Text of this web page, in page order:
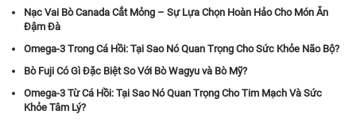
Nạc Vai Bò Canada Cắt Mỏng – Sự Lựa Chọn Hoàn Hảo Cho Món Ăn
Đậm Đà
Omega-3 Trong Cá Hồi: Tại Sao Nó Quan Trọng Cho Sức Khỏe Não Bộ?
Bò Fuji Có Gì Đặc Biệt So Với Bò Wagyu và Bò Mỹ?
Omega-3 Từ Cá Hồi: Tại Sao Nó Quan Trọng Cho Tim Mạch Và Sức
Khỏe Tâm Lý?